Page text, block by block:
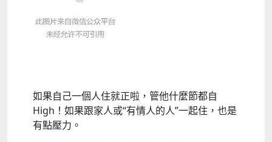
如果自己一個人住就正啦，管他什麼節都自
High！如果跟家人或“有情人的人”一起住，也是
有點壓力。